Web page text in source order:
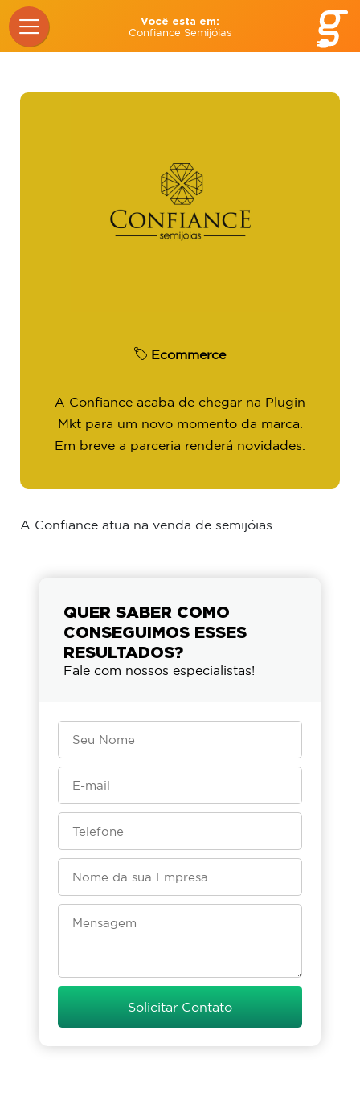
Você esta em:
Confiance Semijóias
Ecommerce
A Confiance acaba de chegar na Plugin
Mkt para um novo momento da marca.
Em breve a parceria renderá novidades.
A Confiance atua na venda de semijóias.
QUER SABER COMO
CONSEGUIMOS ESSES
RESULTADOS?
Fale com nossos especialistas!
Solicitar Contato